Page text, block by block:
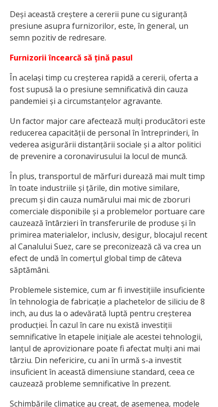
Deși această creștere a cererii pune cu siguranță
presiune asupra furnizorilor, este, în general, un
semn pozitiv de redresare.
Furnizorii încearcă să țină pasul
În același timp cu creșterea rapidă a cererii, oferta a
fost supusă la o presiune semnificativă din cauza
pandemiei și a circumstanțelor agravante.
Un factor major care afectează mulți producători este
reducerea capacității de personal în întreprinderi, în
vederea asigurării distanțării sociale și a altor politici
de prevenire a coronavirusului la locul de muncă.
În plus, transportul de mărfuri durează mai mult timp
în toate industriile și țările, din motive similare,
precum și din cauza numărului mai mic de zboruri
comerciale disponibile și a problemelor portuare care
cauzează întârzieri în transferurile de produse și în
primirea materialelor, inclusiv, desigur, blocajul recent
al Canalului Suez, care se preconizează că va crea un
efect de undă în comerțul global timp de câteva
săptămâni.
Problemele sistemice, cum ar fi investițiile insuficiente
în tehnologia de fabricație a plachetelor de siliciu de 8
inch, au dus la o adevărată luptă pentru creșterea
producției. În cazul în care nu există investiții
semnificative în etapele inițiale ale acestei tehnologii,
lanțul de aprovizionare poate fi afectat mulți ani mai
târziu. Din nefericire, cu ani în urmă s-a investit
insuficient în această dimensiune standard, ceea ce
cauzează probleme semnificative în prezent.
Schimbările climatice au creat, de asemenea, modele